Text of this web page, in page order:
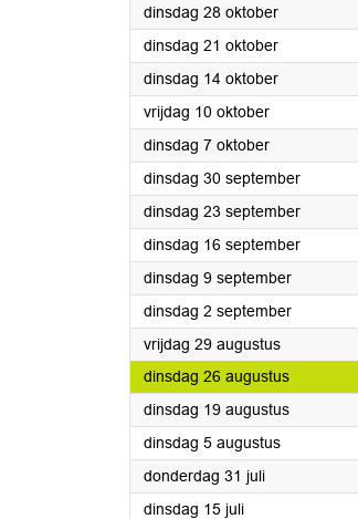
dinsdag 28 oktober2025
dinsdag 21 oktober2025
dinsdag 14 oktober2025
vrijdag 10 oktober2025
dinsdag 7 oktober2025
dinsdag 30 september2025
dinsdag 23 september2025
dinsdag 16 september2025
dinsdag 9 september2025
dinsdag 2 september2025
vrijdag 29 augustus2025
dinsdag 26 augustus2025
dinsdag 19 augustus2025
dinsdag 5 augustus2025
donderdag 31 juli2025
dinsdag 15 juli2025